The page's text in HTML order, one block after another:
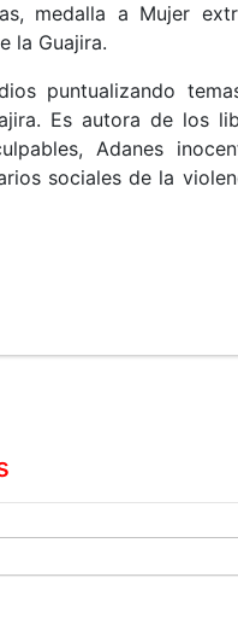
medalla a Mujer
la Guajira.
puntualizando
Es autora de los
Adanes
sociales de la